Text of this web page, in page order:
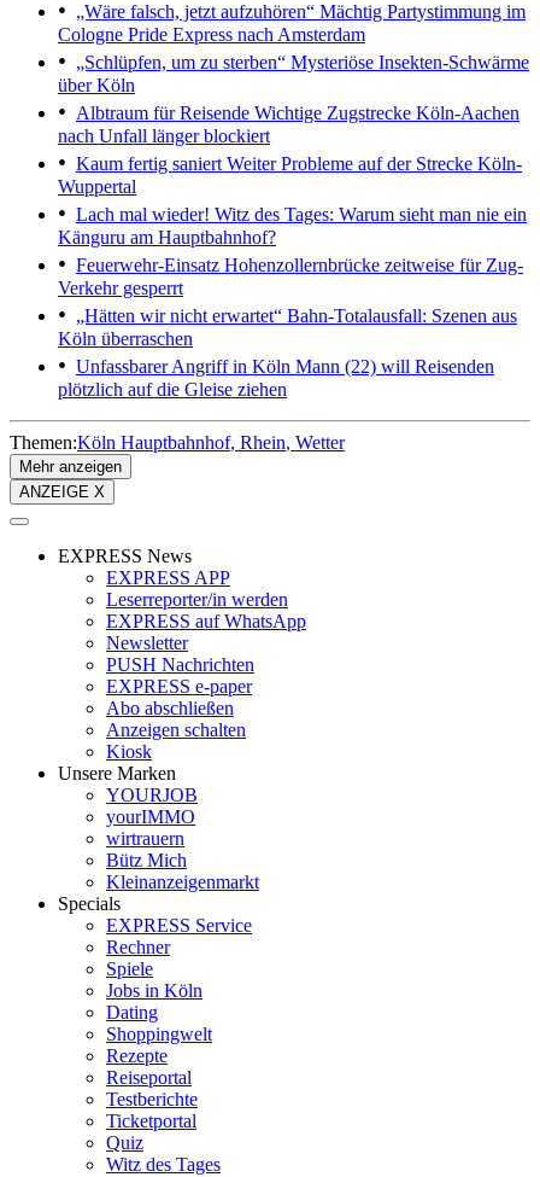
„Wäre falsch, jetzt aufzuhören“ Mächtig Partystimmung im
Cologne Pride Express nach Amsterdam
„Schlüpfen, um zu sterben“ Mysteriöse Insekten-Schwärme
über Köln
Albtraum für Reisende Wichtige Zugstrecke Köln-Aachen
nach Unfall länger blockiert
Kaum fertig saniert Weiter Probleme auf der Strecke Köln-
Wuppertal
Lach mal wieder! Witz des Tages: Warum sieht man nie ein
Känguru am Hauptbahnhof?
Feuerwehr-Einsatz Hohenzollernbrücke zeitweise für Zug-
Verkehr gesperrt
„Hätten wir nicht erwartet“ Bahn-Totalausfall: Szenen aus
Köln überraschen
Unfassbarer Angriff in Köln Mann (22) will Reisenden
plötzlich auf die Gleise ziehen
Themen:Köln Hauptbahnhof Rhein Wetter
Mehr anzeigen
ANZEIGE X
EXPRESS News
EXPRESS APP
Leserreporter/in werden
EXPRESS auf WhatsApp
Newsletter
PUSH Nachrichten
EXPRESS e-paper
Abo abschließen
Anzeigen schalten
Kiosk
Unsere Marken
YOURJOB
yourIMMO
wirtrauern
Bütz Mich
Kleinanzeigenmarkt
Specials
EXPRESS Service
Rechner
Spiele
Jobs in Köln
Dating
Shoppingwelt
Rezepte
Reiseportal
Testberichte
Ticketportal
Quiz
Witz des Tages